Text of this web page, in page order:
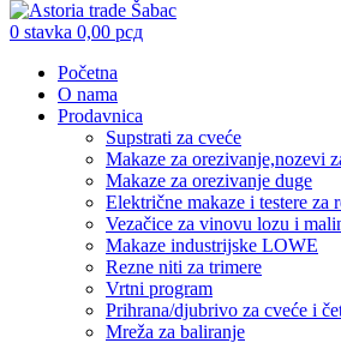
0 stavka 0,00 рсд
Početna
O nama
Prodavnica
Supstrati za cveće
Makaze za orezivanje,nozevi
Makaze za orezivanje duge
Električne makaze i testere za
Vezačice za vinovu lozu i
Makaze industrijske LOWE
Rezne niti za trimere
Vrtni program
Prihrana/djubrivo za cveće i
Mreža za baliranje